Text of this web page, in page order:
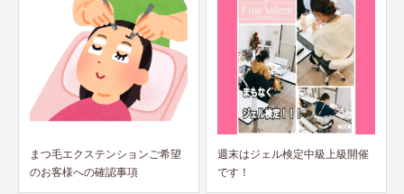
週末はジェル検定中級上級開催
です！
＆ヘルシーって何？